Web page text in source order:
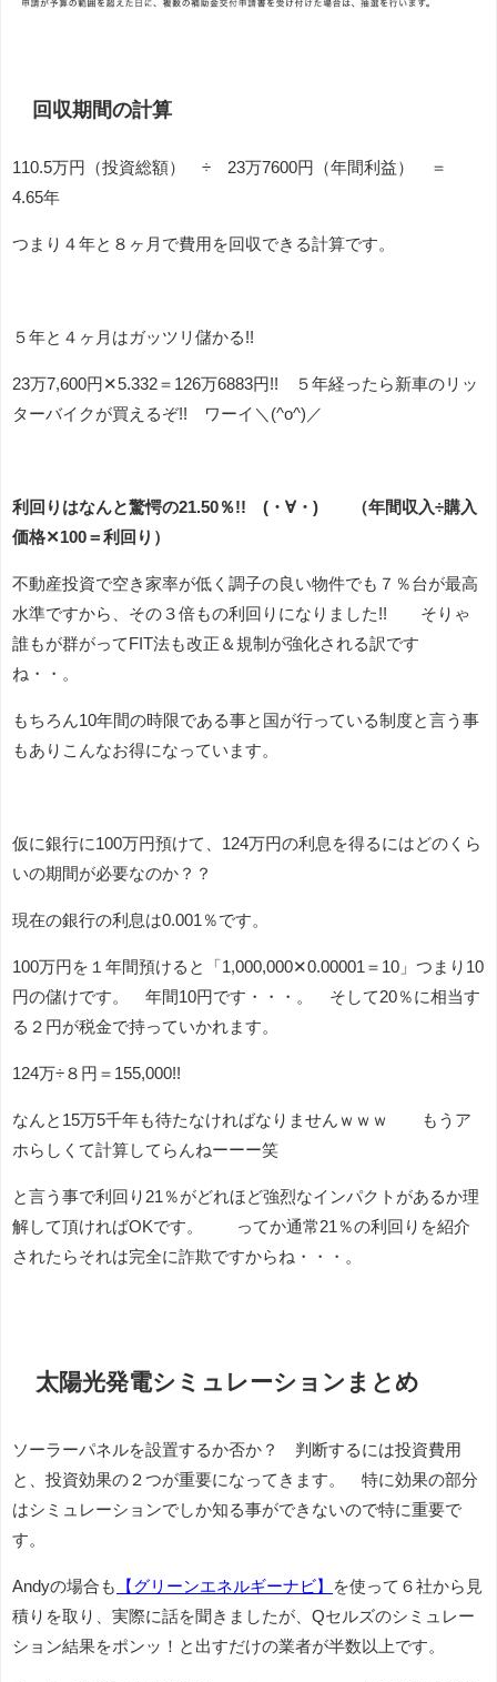
回収期間の計算
110.5万円（投資総額） ÷ 23万7600円（年間利益） ＝
4.65年
つまり４年と８ヶ月で費用を回収できる計算です。
５年と４ヶ月はガッツリ儲かる!!
23万7,600円✕5.332＝126万6883円!! ５年経ったら新車のリッ
ターバイクが買えるぞ!! ワーイ＼(^o^)／
利回りはなんと驚愕の21.50％!! (・∀・) （年間収入÷購入
価格✕100＝利回り）
不動産投資で空き家率が低く調子の良い物件でも７％台が最高
水準ですから、その３倍もの利回りになりました!! そりゃ
誰もが群がってFIT法も改正＆規制が強化される訳です
ね・・。
もちろん10年間の時限である事と国が行っている制度と言う事
もありこんなお得になっています。
仮に銀行に100万円預けて、124万円の利息を得るにはどのくら
いの期間が必要なのか？？
現在の銀行の利息は0.001％です。
100万円を１年間預けると「1,000,000✕0.00001＝10」つまり10
円の儲けです。 年間10円です・・・。 そして20％に相当す
る２円が税金で持っていかれます。
124万÷８円＝155,000!!
なんと15万5千年も待たなければなりませんｗｗｗ もうア
ホらしくて計算してらんねーーー笑
と言う事で利回り21％がどれほど強烈なインパクトがあるか理
解して頂ければOKです。 ってか通常21％の利回りを紹介
されたらそれは完全に詐欺ですからね・・・。
太陽光発電シミュレーションまとめ
ソーラーパネルを設置するか否か？ 判断するには投資費用
と、投資効果の２つが重要になってきます。 特に効果の部分
はシミュレーションでしか知る事ができないので特に重要で
す。
Andyの場合も 【グリーンエネルギーナビ】
を使って６社から見
積りを取り、実際に話を聞きましたが、Qセルズのシミュレー
ション結果をポンッ！と出すだけの業者が半数以上です。